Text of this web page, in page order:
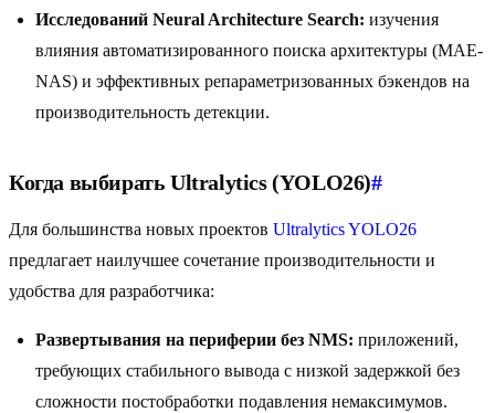
Исследований Neural Architecture Search: изучения
влияния автоматизированного поиска архитектуры (MAE-
NAS) и эффективных репараметризованных бэкендов на
производительность детекции.
Когда выбирать Ultralytics (YOLO26)#
Для большинства новых проектов Ultralytics YOLO26
предлагает наилучшее сочетание производительности и
удобства для разработчика:
Развертывания на периферии без NMS: приложений,
требующих стабильного вывода с низкой задержкой без
сложности постобработки подавления немаксимумов.